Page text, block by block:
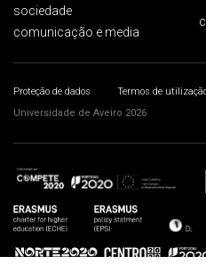
sociedade
comunicação e media
Proteção de dados Termos de
Universidade de Aveiro 2026